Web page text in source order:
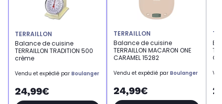
TERRAILLON
Balance de cuisine
TERRAILLON TRADITION 500
crème
Vendu et expédié par Boulanger
24,99€
TERRAILLON
Balance de cuisine
TERRAILLON MACARON ONE
CARAMEL 15282
Vendu et expédié par Boulanger
24,99€